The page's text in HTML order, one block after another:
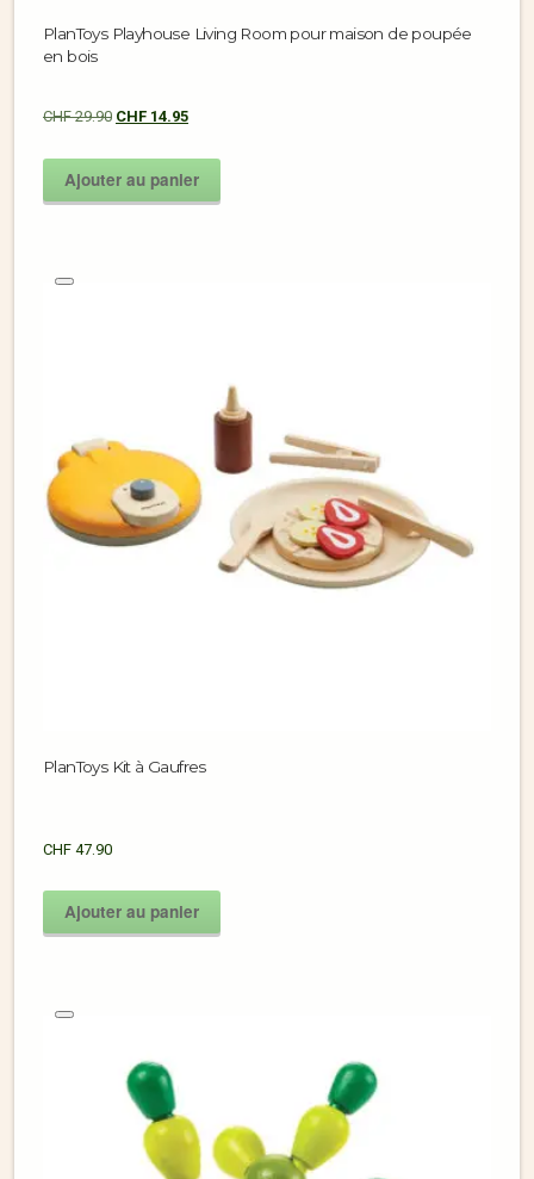
PlanToys Playhouse Living Room pour maison de poupée
en bois
CHF29.90 CHF 14.95
Ajouter au panier
PlanToys Kit à Gaufres
CHF 47.90
Ajouter au panier